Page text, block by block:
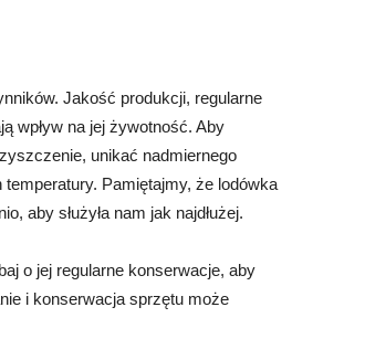
Jakość produkcji, regularne
wpływ na jej żywotność. Aby
unikać nadmiernego
Pamiętajmy, że lodówka
aby służyła nam jak najdłużej.
o jej regularne konserwacje, aby
i konserwacja sprzętu może